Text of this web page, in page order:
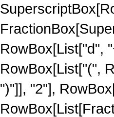
RowBox[List["d",
RowBox[List["(",
")"]], "2"],